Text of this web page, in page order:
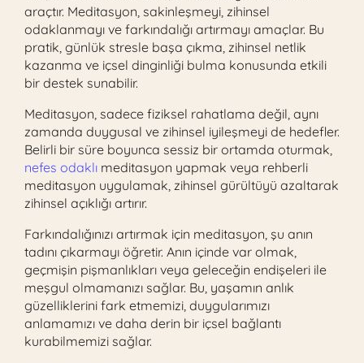
araçtır. Meditasyon, sakinleşmeyi, zihinsel
odaklanmayı ve farkındalığı artırmayı amaçlar. Bu
pratik, günlük stresle başa çıkma, zihinsel netlik
kazanma ve içsel dinginliği bulma konusunda etkili
bir destek sunabilir.
Meditasyon, sadece fiziksel rahatlama değil, aynı
zamanda duygusal ve zihinsel iyileşmeyi de hedefler.
Belirli bir süre boyunca sessiz bir ortamda oturmak,
nefes odaklı meditasyon yapmak veya rehberli
meditasyon uygulamak, zihinsel gürültüyü azaltarak
zihinsel açıklığı artırır.
Farkındalığınızı artırmak için meditasyon, şu anın
tadını çıkarmayı öğretir. Anın içinde var olmak,
geçmişin pişmanlıkları veya geleceğin endişeleri ile
meşgul olmamanızı sağlar. Bu, yaşamın anlık
güzelliklerini fark etmemizi, duygularımızı
anlamamızı ve daha derin bir içsel bağlantı
kurabilmemizi sağlar.